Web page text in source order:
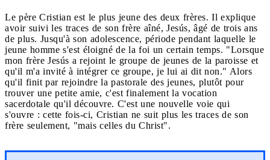
Le père Cristian est le plus jeune des deux frères. Il explique
avoir suivi les traces de son frère aîné, Jesús, âgé de trois ans
de plus. Jusqu'à son adolescence, période pendant laquelle le
jeune homme s'est éloigné de la foi un certain temps. "Lorsque
mon frère Jesús a rejoint le groupe de jeunes de la paroisse et
qu'il m'a invité à intégrer ce groupe, je lui ai dit non." Alors
qu'il finit par rejoindre la pastorale des jeunes, plutôt pour
trouver une petite amie, c'est finalement la vocation
sacerdotale qu'il découvre. C'est une nouvelle voie qui
s'ouvre : cette fois-ci, Cristian ne suit plus les traces de son
frère seulement, "mais celles du Christ".